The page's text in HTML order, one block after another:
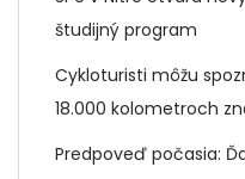
študijný program
Cykloturisti môžu
18.000 kolometroch
Predpoveď počasia: